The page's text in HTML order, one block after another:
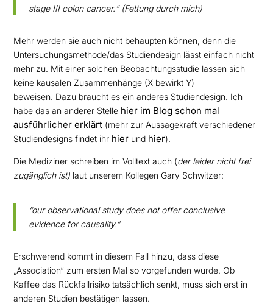
stage III colon cancer.“ (Fettung durch mich)
Mehr werden sie auch nicht behaupten können, denn die
Untersuchungsmethode/das Studiendesign lässt einfach nicht
mehr zu. Mit einer solchen Beobachtungsstudie lassen sich
keine kausalen Zusammenhänge (X bewirkt Y)
beweisen. Dazu braucht es ein anderes Studiendesign. Ich
habe das an anderer Stelle hier im Blog schon mal
ausführlicher erklärt (mehr zur Aussagekraft verschiedener
Studiendesigns findet ihr hier und hier).
Die Mediziner schreiben im Volltext auch (der leider nicht frei
zugänglich ist) laut unserem Kollegen Gary Schwitzer:
“our observational study does not offer conclusive
evidence for causality.”
Erschwerend kommt in diesem Fall hinzu, dass diese
„Association“ zum ersten Mal so vorgefunden wurde. Ob
Kaffee das Rückfallrisiko tatsächlich senkt, muss sich erst in
anderen Studien bestätigen lassen.